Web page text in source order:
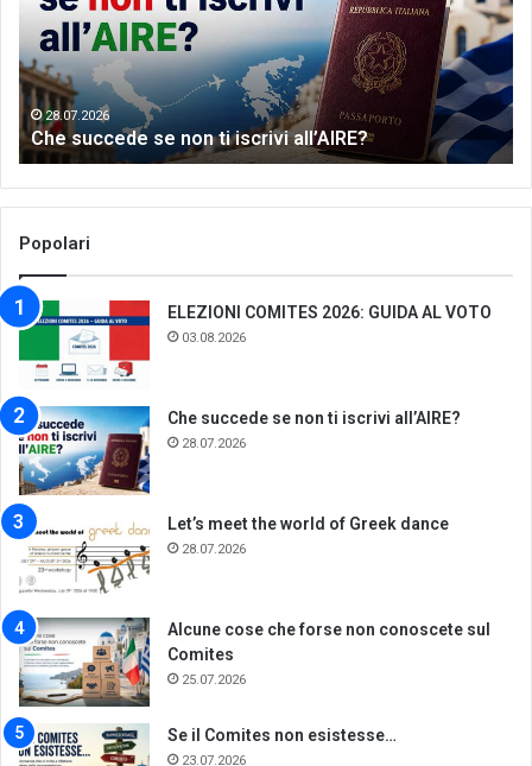
iscrivi
all’AIRE?
28.07.2026
Che succede se non ti iscrivi all’AIRE?
of
Popolari
ELEZIONI COMITES 2026: GUIDA AL VOTO
03.08.2026
Che succede se non ti iscrivi all’AIRE?
28.07.2026
Let’s meet the world of Greek dance
28.07.2026
Alcune cose che forse non conoscete sul
Comites
25.07.2026
Se il Comites non esistesse…
23.07.2026